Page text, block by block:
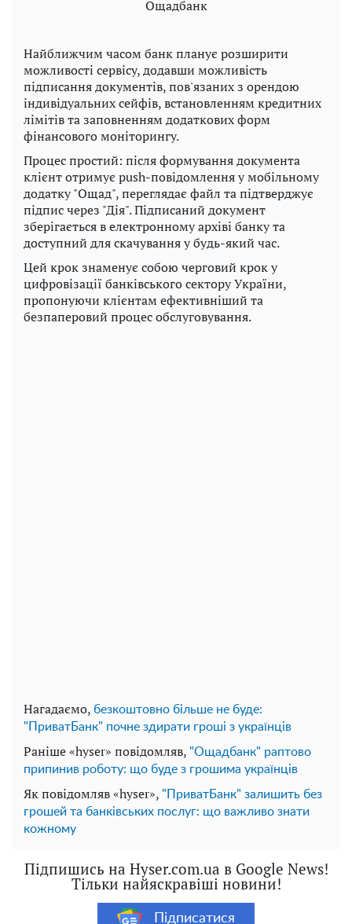
Ощадбанк
Найближчим часом банк планує розширити
можливості сервісу, додавши можливість
підписання документів, пов'язаних з орендою
індивідуальних сейфів, встановленням кредитних
лімітів та заповненням додаткових форм
фінансового моніторингу.
Процес простий: після формування документа
клієнт отримує push-повідомлення у мобільному
додатку "Ощад", переглядає файл та підтверджує
підпис через "Дія". Підписаний документ
зберігається в електронному архіві банку та
доступний для скачування у будь-який час.
Цей крок знаменує собою черговий крок у
цифровізації банківського сектору України,
пропонуючи клієнтам ефективніший та
безпаперовий процес обслуговування.
Нагадаємо, безкоштовно більше не буде:
"ПриватБанк" почне здирати гроші з українців
Раніше «hyser» повідомляв, "Ощадбанк" раптово
припинив роботу: що буде з грошима українців
Як повідомляв «hyser», "ПриватБанк" залишить без
грошей та банківських послуг: що важливо знати
кожному
Підпишись на Hyser.com.ua в Google News!
Тільки найяскравіші новини!
Підписатися